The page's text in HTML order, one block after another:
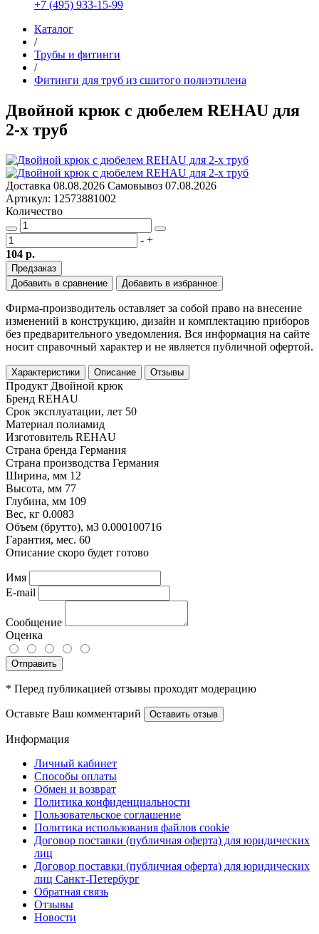
+7 (495) 933-15-99
Каталог
/
Трубы и фитинги
/
Фитинги для труб из сшитого полиэтилена
Двойной крюк с дюбелем REHAU для
2-х труб
Доставка 08.08.2026 Самовывоз 07.08.2026
Артикул: 12573881002
Количество
- +
104 р.
Предзаказ
Добавить в сравнение
Добавить в избранное
Фирма-производитель оставляет за собой право на внесение
изменений в конструкцию, дизайн и комплектацию приборов
без предварительного уведомления. Вся информация на сайте
носит справочный характер и не является публичной офертой.
Характеристики Описание Отзывы
Продукт Двойной крюк
Бренд REHAU
Срок эксплуатации, лет 50
Материал полиамид
Изготовитель REHAU
Страна бренда Германия
Страна производства Германия
Ширина, мм 12
Высота, мм 77
Глубина, мм 109
Вес, кг 0.0083
Объем (брутто), м3 0.000100716
Гарантия, мес. 60
Описание скоро будет готово
Имя
E-mail
Сообщение
Оценка
Отправить
* Перед публикацией отзывы проходят модерацию
Оставьте Ваш комментарий Оставить отзыв
Информация
Личный кабинет
Способы оплаты
Обмен и возврат
Политика конфиденциальности
Пользовательское соглашение
Политика использования файлов cookie
Договор поставки (публичная оферта) для юридических
лиц
Договор поставки (публичная оферта) для юридических
лиц Санкт-Петербург
Обратная связь
Отзывы
Новости